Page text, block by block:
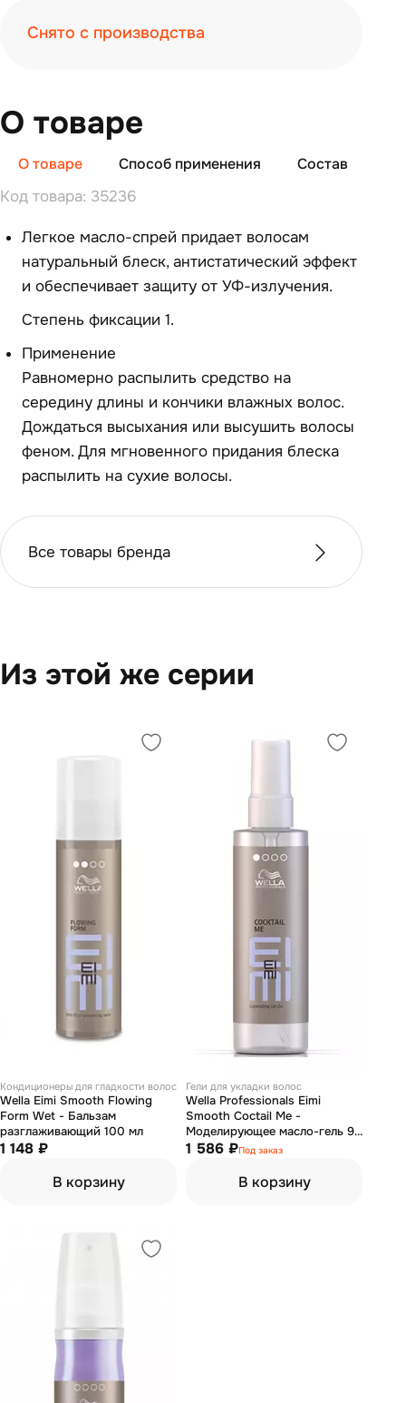
Снято с производства
О товаре
О товаре Способ применения Состав
Код товара: 35236
Легкое масло-спрей придает воло­сам
натуральный блеск, антистатический эффе­кт
и обеспечивает защиту от УФ-излучения.
Сте­пень фиксации 1.
Применение
Равномерно распылить средство на
середину дли­ны и кончики влажных волос.
Дождаться высыха­ния или высушить волосы
феном. Для мгнове­нного придания блеска
распылить на сухие волосы.
Все товары бренда
Из этой же серии
Кондиционеры для гладкости волос
Wella Eimi Smooth Flowing
Form Wet - Бальзам
разглаживающий 100 мл
1 148 ₽
В корзину
Гели для укладки волос
Wella Professionals Eimi
Smooth Coctail Me -
Моделирующее масло-гель 95
мл
1 586 ₽Под заказ
В корзину